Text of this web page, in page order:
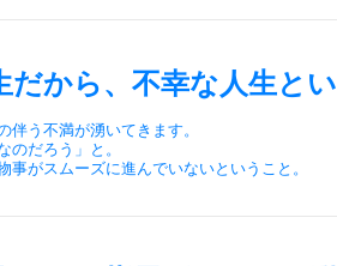
だから、不幸な人生と
伴う不満が湧いてきます。
のだろう」と。
事がスムーズに進んでいないということ。